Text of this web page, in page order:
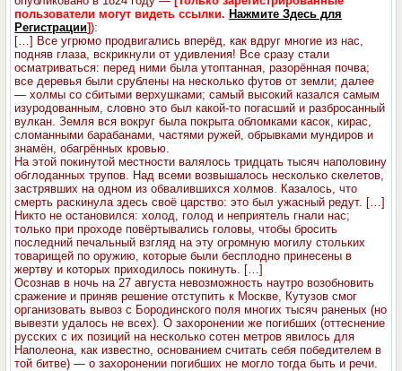
пользователи могут видеть ссылки. Нажмите Здесь для
Регистрации]):
[…] Все угрюмо продвигались вперёд, как вдруг многие из нас,
подняв глаза, вскрикнули от удивления! Все сразу стали
осматриваться: перед ними была утоптанная, разорённая почва;
все деревья были срублены на несколько футов от земли; далее
— холмы со сбитыми верхушками; самый высокий казался самым
изуродованным, словно это был какой-то погасший и разбросанный
вулкан. Земля вся вокруг была покрыта обломками касок, кирас,
сломанными барабанами, частями ружей, обрывками мундиров и
знамён, обагрённых кровью.
На этой покинутой местности валялось тридцать тысяч наполовину
обглоданных трупов. Над всеми возвышалось несколько скелетов,
застрявших на одном из обвалившихся холмов. Казалось, что
смерть раскинула здесь своё царство: это был ужасный редут. […]
Никто не остановился: холод, голод и неприятель гнали нас;
только при проходе повёртывались головы, чтобы бросить
последний печальный взгляд на эту огромную могилу стольких
товарищей по оружию, которые были бесплодно принесены в
жертву и которых приходилось покинуть. […]
Осознав в ночь на 27 августа невозможность наутро возобновить
сражение и приняв решение отступить к Москве, Кутузов смог
организовать вывоз с Бородинского поля многих тысяч раненых (но
вывезти удалось не всех). О захоронении же погибших (оттеснение
русских с их позиций на несколько сотен метров явилось для
Наполеона, как известно, основанием считать себя победителем в
той битве) — о захоронении погибших не могло тогда быть и речи.